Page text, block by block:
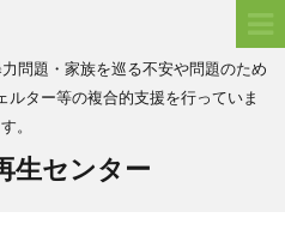
問題・家族を巡る不安や問題のため
ター等の複合的支援を行っていま
す。
生センター